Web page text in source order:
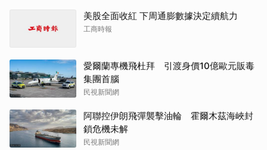
美股全面收紅 下周通膨數據決定續航力
工商時報
愛爾蘭專機飛杜拜 引渡身價10億歐元販毒
集團首腦
民視新聞網
阿聯控伊朗飛彈襲擊油輪 霍爾木茲海峽封
鎖危機未解
民視新聞網